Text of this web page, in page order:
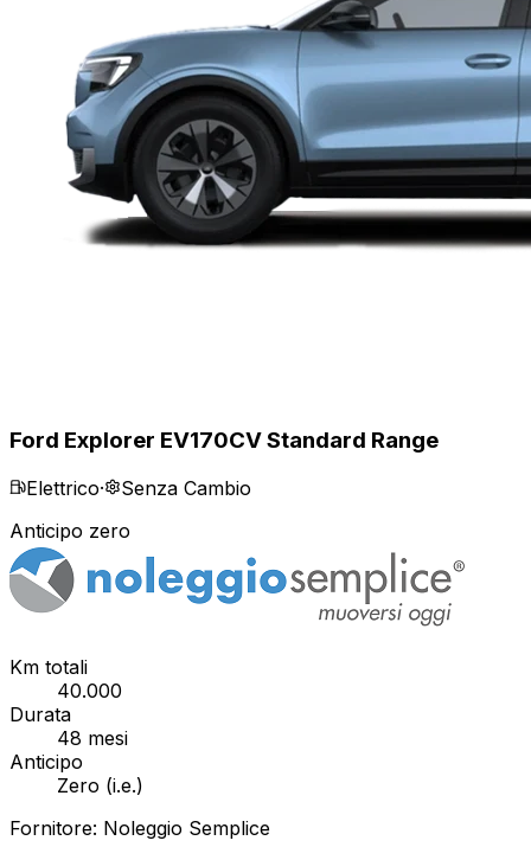
Ford Explorer EV170CV Standard Range
Elettrico·
Senza Cambio
Anticipo zero
Km totali
40.000
Durata
48 mesi
Anticipo
Zero (i.e.)
Fornitore: Noleggio Semplice